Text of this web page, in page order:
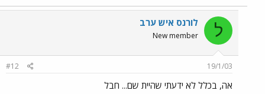
ל לורנס איש ערב
New member
19/1/03
#12
אה, בכלל לא ידעתי שהיית שם... חבל